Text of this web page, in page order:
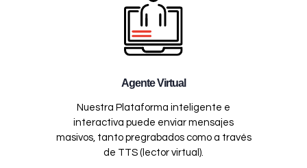
Agente Virtual
Nuestra Plataforma inteligente e
interactiva puede enviar mensajes
masivos, tanto pregrabados como a través
de TTS (lector virtual).